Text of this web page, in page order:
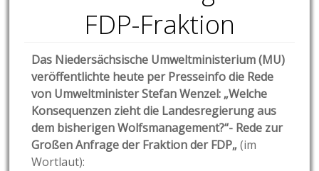
FDP-Fraktion
Das Niedersächsische Umweltministerium (MU)
veröffentlichte heute per Presseinfo die Rede
von Umweltminister Stefan Wenzel: „Welche
Konsequenzen zieht die Landesregierung aus
dem bisherigen Wolfsmanagement?“- Rede zur
Großen Anfrage der Fraktion der FDP„(im
Wortlaut):